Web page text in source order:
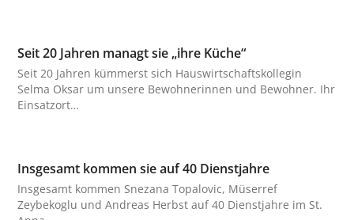
Seit 20 Jahren managt sie „ihre Küche“
Seit 20 Jahren kümmerst sich Hauswirtschaftskollegin
Selma Oksar um unsere Bewohnerinnen und Bewohner. Ihr
Einsatzort…
Insgesamt kommen sie auf 40 Dienstjahre
Insgesamt kommen Snezana Topalovic, Müserref
Zeybekoglu und Andreas Herbst auf 40 Dienstjahre im St.